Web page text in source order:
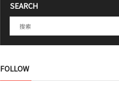
SEARCH
FOLLOW